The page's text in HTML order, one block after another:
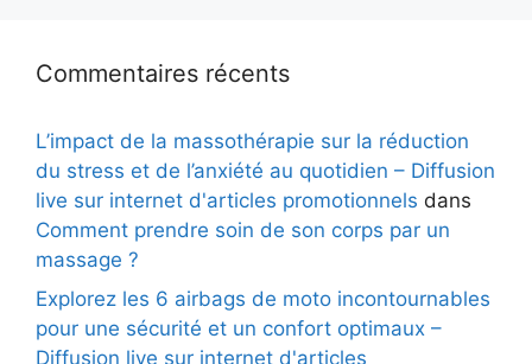
Commentaires récents
L’impact de la massothérapie sur la réduction
du stress et de l’anxiété au quotidien – Diffusion
live sur internet d'articles promotionnels dans
Comment prendre soin de son corps par un
massage ?
Explorez les 6 airbags de moto incontournables
pour une sécurité et un confort optimaux –
Diffusion live sur internet d'articles